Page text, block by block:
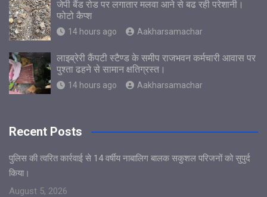
जेपी बैंड रोड पर लगातार मलवा आने से बढ रही परेशानी।
फोटो कैप्श
14 hours ago Aakharsamachar
लाइब्रेरी कैंपटी स्टैण्ड के समीप राजभवन कर्मचारी आवास पर
पुश्ता ढहने से सामान क्षतिग्रस्त।
14 hours ago Aakharsamachar
Recent Posts
पुलिस की त्वरित कार्रवाई से 14 वर्षीय नाबालिग बालक सकुशल परिजनों को सुपुर्द
किया।
August 5, 2026